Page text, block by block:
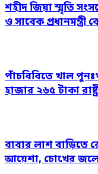
শহীদ জিয়া স্মৃতি
ও সাবেক
পাঁচবিবিতে খাল
হাজার ২৬৫ টাকা
বাবার লাশ বাড়িতে
আয়েশা, চোখের